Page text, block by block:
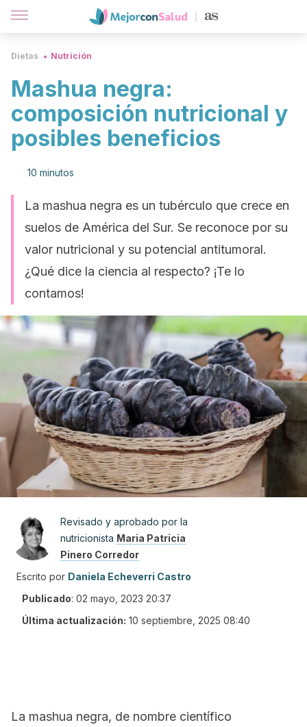
Dietas Nutrición
Mashua negra:
composición nutricional y
posibles beneficios
10 minutos
La mashua negra es un tubérculo que crece en
suelos de América del Sur. Se reconoce por su
valor nutricional y su potencial antitumoral.
¿Qué dice la ciencia al respecto? ¡Te lo
contamos!
Revisado y aprobado por la
nutricionista Maria Patricia
Pinero Corredor
Escrito por Daniela Echeverri Castro
Publicado: 02 mayo, 2023 20:37
Última actualización: 10 septiembre, 2025 08:40
La mashua negra, de nombre científico